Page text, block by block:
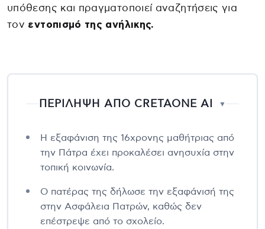
υπόθεσης και πραγματοποιεί αναζητήσεις για
τον εντοπισμό της ανήλικης.
ΠΕΡΙΛΗΨΗ ΑΠΟ CRETAONE AI ▼
Η εξαφάνιση της 16χρονης μαθήτριας από
την Πάτρα έχει προκαλέσει ανησυχία στην
τοπική κοινωνία.
Ο πατέρας της δήλωσε την εξαφάνισή της
στην Ασφάλεια Πατρών, καθώς δεν
επέστρεψε από το σχολείο.